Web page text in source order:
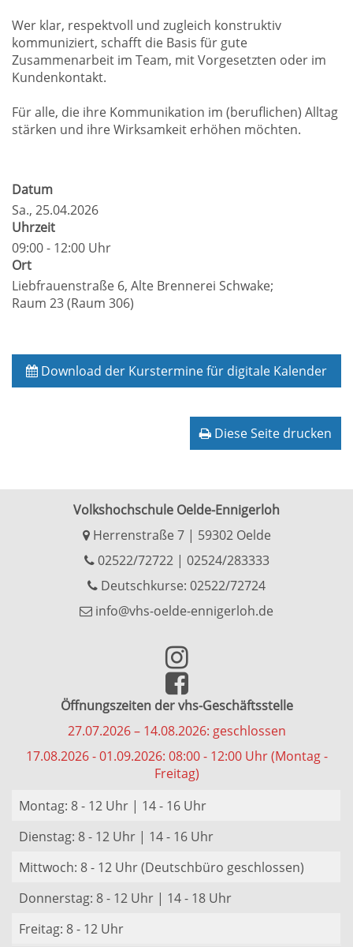
Wer klar, respektvoll und zugleich konstruktiv
kommuniziert, schafft die Basis für gute
Zusammenarbeit im Team, mit Vorgesetzten oder im
Kundenkontakt.
Für alle, die ihre Kommunikation im (beruflichen) Alltag
stärken und ihre Wirksamkeit erhöhen möchten.
Datum
Sa., 25.04.2026
Uhrzeit
09:00 - 12:00 Uhr
Ort
Liebfrauenstraße 6, Alte Brennerei Schwake;
Raum 23 (Raum 306)
Download der Kurstermine für digitale Kalender
Diese Seite drucken
Volkshochschule Oelde-Ennigerloh
Herrenstraße 7 | 59302 Oelde
02522/72722| 02524/283333
Deutschkurse: 02522/72724
info@vhs-oelde-ennigerloh.de
Öffnungszeiten der vhs-Geschäftsstelle
27.07.2026 – 14.08.2026: geschlossen
17.08.2026 - 01.09.2026: 08:00 - 12:00 Uhr (Montag -
Freitag)
Montag: 8 - 12 Uhr | 14 - 16 Uhr
Dienstag: 8 - 12 Uhr | 14 - 16 Uhr
Mittwoch: 8 - 12 Uhr (Deutschbüro geschlossen)
Donnerstag: 8 - 12 Uhr | 14 - 18 Uhr
Freitag: 8 - 12 Uhr